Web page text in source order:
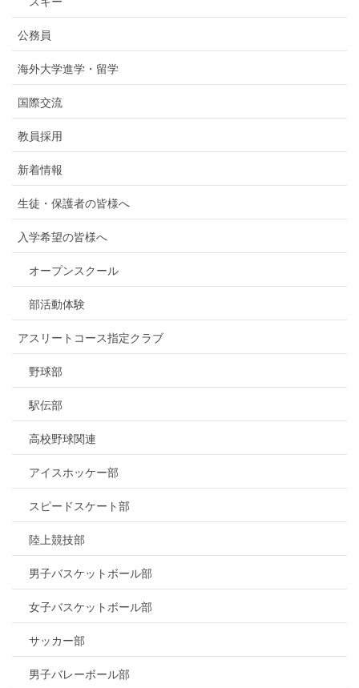
公務員
海外大学進学・留学
国際交流
教員採用
新着情報
生徒・保護者の皆様へ
入学希望の皆様へ
オープンスクール
部活動体験
アスリートコース指定クラブ
野球部
駅伝部
高校野球関連
アイスホッケー部
スピードスケート部
陸上競技部
男子バスケットボール部
女子バスケットボール部
サッカー部
男子バレーボール部